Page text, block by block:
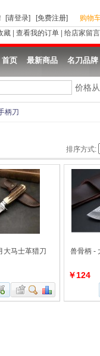
！ [请登录] [免费注册]
购物
藏
查看我的订单 给店家留言
首页 最新商品 名刀品牌
价格
柄刀
排序方式:
大马士革猎刀 兽骨柄 -
￥124